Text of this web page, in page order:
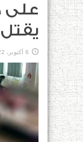
على
يقتل
6 أكتوبر، 2022